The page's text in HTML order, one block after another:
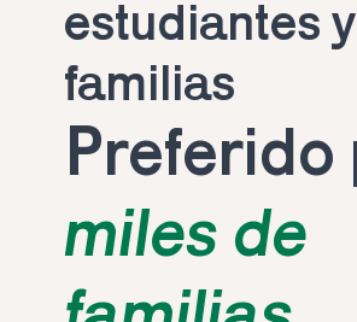
estudiantes y
familias
miles de